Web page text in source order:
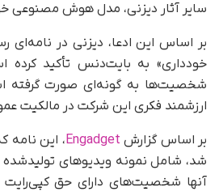
سایر آثار دیزنی، مدل هوش مصنوعی
بر اساس این ادعا، دیزنی در
خودداری» به بایت‌دنس تأکید کرده
شخصیت‌ها به‌ گونه‌ای صورت گرفته
ارزشمند فکری این شرکت در مالکیت
بر اساس گزارش Engadget
آنها شخصیت‌های دارای حق کپی‌رایت